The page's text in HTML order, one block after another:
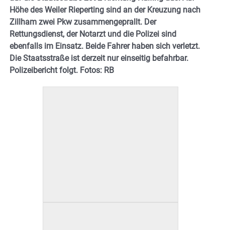
Höhe des Weiler Rieperting sind an der Kreuzung nach
Zillham zwei Pkw zusammengeprallt. Der
Rettungsdienst, der Notarzt und die Polizei sind
ebenfalls im Einsatz. Beide Fahrer haben sich verletzt.
Die Staatsstraße ist derzeit nur einseitig befahrbar.
Polizeibericht folgt. Fotos: RB